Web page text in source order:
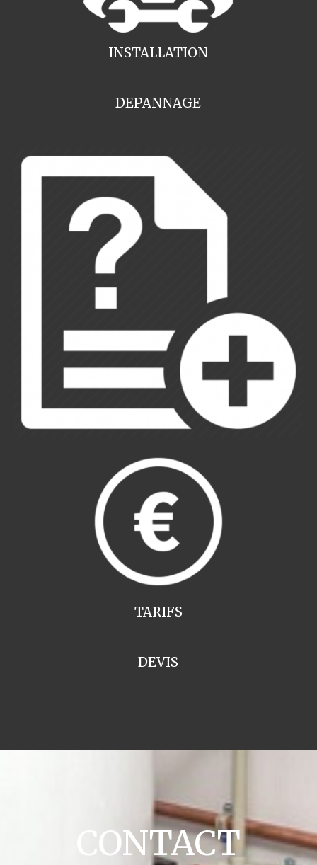
INSTALLATION
DEPANNAGE
TARIFS
DEVIS
CONTACT